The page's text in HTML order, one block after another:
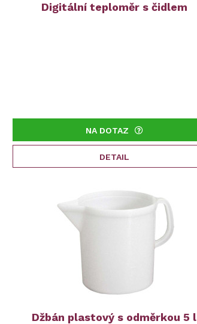
Digitální teploměr s čidlem
NA DOTAZ
DETAIL
Džbán plastový s odměrkou 5 l